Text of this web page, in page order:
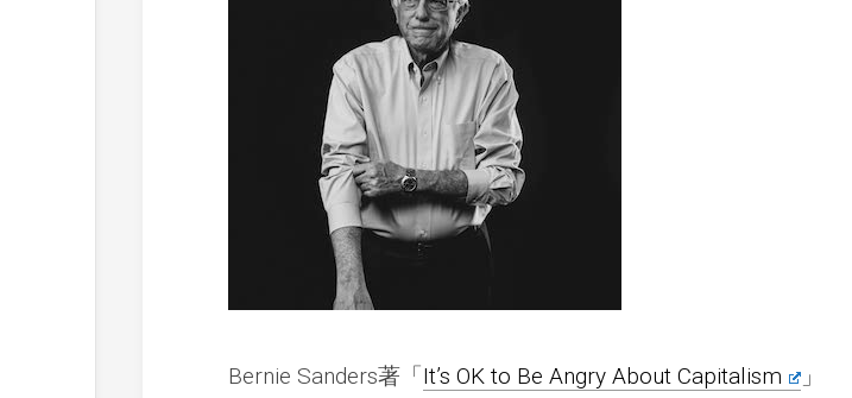
Bernie Sanders著「It’s OK to Be Angry About Capitalism 」